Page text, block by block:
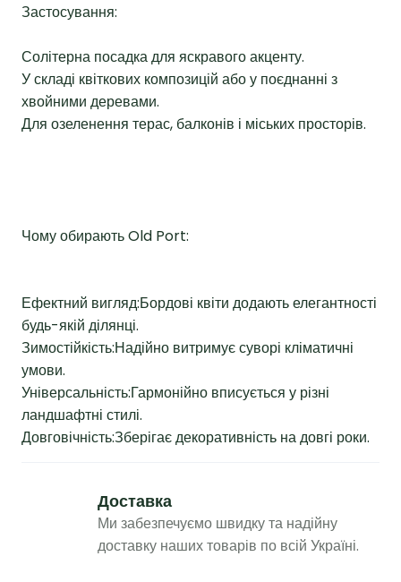
Застосування:
Солітерна посадка для яскравого акценту.
У складі квіткових композицій або у поєднанні з
хвойними деревами.
Для озеленення терас, балконів і міських просторів.
Чому обирають Old Port:
Ефектний вигляд:Бордові квіти додають елегантності
будь-якій ділянці.
Зимостійкість:Надійно витримує суворі кліматичні
умови.
Універсальність:Гармонійно вписується у різні
ландшафтні стилі.
Довговічність:Зберігає декоративність на довгі роки.
Доставка
Ми забезпечуємо швидку та надійну
доставку наших товарів по всій Україні.